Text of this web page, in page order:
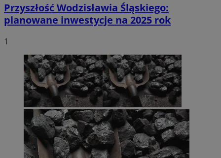
Przyszłość Wodzisławia Śląskiego:
planowane inwestycje na 2025 rok
1